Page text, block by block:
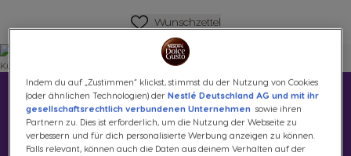
Wunschzettel
Wunschzettel
Kaffee trinken ganz
nach deinem Geschmack
Indem du auf „Zustimmen“ klickst, stimmst du der Nutzung von Cookies
(oder ähnlichen Technologien) derNestlé Deutschland AG und mit ihr
gesellschaftsrechtlich verbundenen Unternehmen sowie ihren
Partnern zu. Dies ist erforderlich, um die Nutzung der Webseite zu
verbessern und für dich personalisierte Werbung anzeigen zu können.
Falls relevant, können auch die Daten aus deinem Verhalten auf der